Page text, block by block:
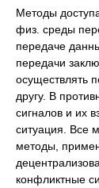
Методы
физ. среды
передаче
передачи
осуществлять
другу. В
сигналов и их
ситуация. Все
методы,
конфликтные